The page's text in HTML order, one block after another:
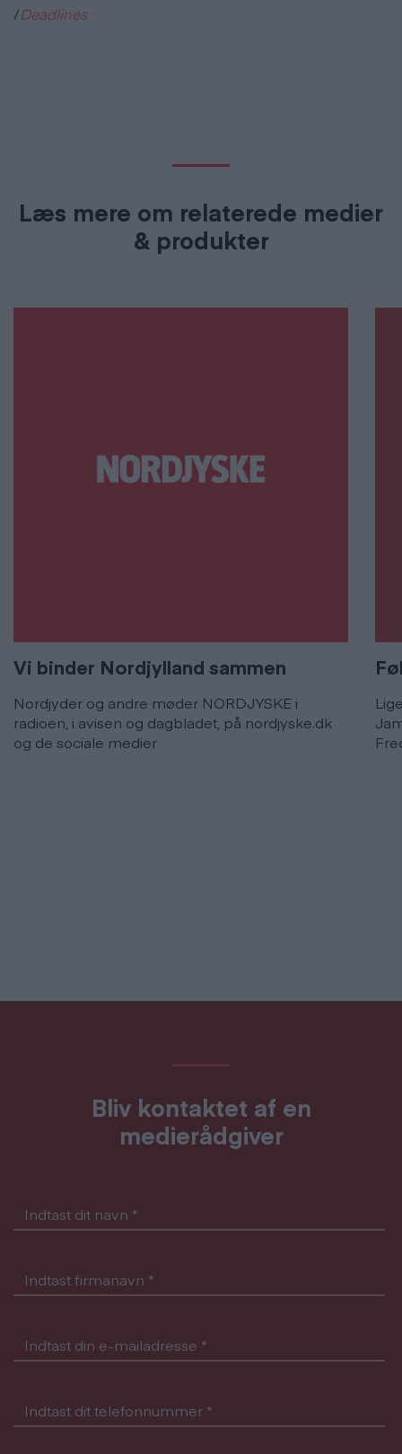
/Deadlines
Læs mere om relaterede medier
& produkter
Vi binder Nordjylland sammen
Nordjyder og andre møder NORDJYSKE i
radioen, i avisen og dagbladet, på nordjyske.dk
og de sociale medier
Bliv kontaktet af en
medierådgiver
Indtast dit navn *
Indtast firmanavn *
Indtast din e-mailadresse *
Indtast dit telefonnummer *